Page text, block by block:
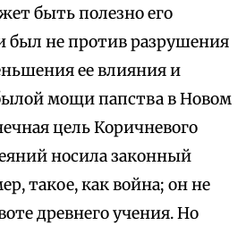
быть полезно его
не против разрушения
ее влияния и
мощи папства в Новом
цель Коричневого
носила законный
такое, как война; он не
древнего учения. Но